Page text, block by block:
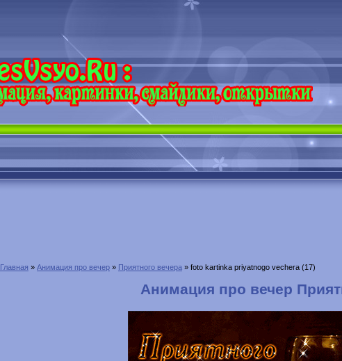
Главная » Анимация про вечер » Приятного вечера » foto kartinka priyatnogo vechera (17)
Анимация про вечер